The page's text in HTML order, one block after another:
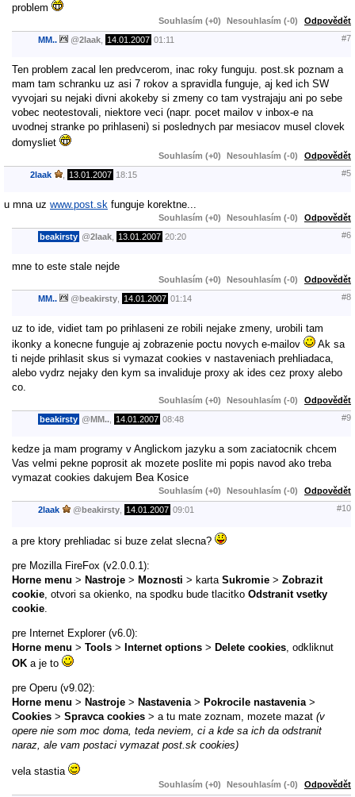
problem
Souhlasím (+0) Nesouhlasím (-0) Odpovědět
MM.. @2laak 14.01.2007 01:11 #7
Ten problem zacal len predvcerom, inac roky funguju. post.sk poznam a
mam tam schranku uz asi 7 rokov a spravidla funguje, aj ked ich SW
vyvojari su nejaki divni akokeby si zmeny co tam vystrajaju ani po sebe
vobec neotestovali, niektore veci (napr. pocet mailov v inbox-e na
uvodnej stranke po prihlaseni) si poslednych par mesiacov musel clovek
domysliet
Souhlasím (+0) Nesouhlasím (-0) Odpovědět
2laak 13.01.2007 18:15 #5
u mna uz www.post.sk funguje korektne...
Souhlasím (+0) Nesouhlasím (-0) Odpovědět
beakirsty @2laak 13.01.2007 20:20 #6
mne to este stale nejde
Souhlasím (+0) Nesouhlasím (-0) Odpovědět
MM.. @beakirsty 14.01.2007 01:14 #8
uz to ide, vidiet tam po prihlaseni ze robili nejake zmeny, urobili tam
ikonky a konecne funguje aj zobrazenie poctu novych e-mailov
Ak sa
ti nejde prihlasit skus si vymazat cookies v nastaveniach prehliadaca,
alebo vydrz nejaky den kym sa invaliduje proxy ak ides cez proxy alebo
co.
Souhlasím (+0) Nesouhlasím (-0) Odpovědět
beakirsty @MM.. 14.01.2007 08:48 #9
kedze ja mam programy v Anglickom jazyku a som zaciatocnik chcem
Vas velmi pekne poprosit ak mozete poslite mi popis navod ako treba
vymazat cookies dakujem Bea Kosice
Souhlasím (+0) Nesouhlasím (-0) Odpovědět
2laak @beakirsty 14.01.2007 09:01 #10
a pre ktory prehliadac si buze zelat slecna?
pre Mozilla FireFox (v2.0.0.1):
Horne menu > Nastroje > Moznosti > karta Sukromie > Zobrazit
cookie , otvori sa okienko, na spodku bude tlacitko Odstranit vsetky
cookie
pre Internet Explorer (v6.0):
Horne menu > Tools > Internet options > Delete cookies , odkliknut
OK a je to
pre Operu (v9.02):
Horne menu > Nastroje > Nastavenia > Pokrocile nastavenia >
Cookies > Spravca cookies > a tu mate zoznam, mozete mazat (v
opere nie som moc doma, teda neviem, ci a kde sa ich da odstranit
naraz, ale vam postaci vymazat post.sk cookies)
vela stastia
Souhlasím (+0) Nesouhlasím (-0) Odpovědět